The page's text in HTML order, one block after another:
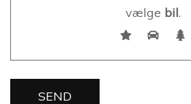
vælge bil.
Please leave this field empty.